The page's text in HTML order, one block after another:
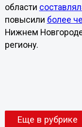
области
повысили более
Нижнем
региону.
Еще в рубрике